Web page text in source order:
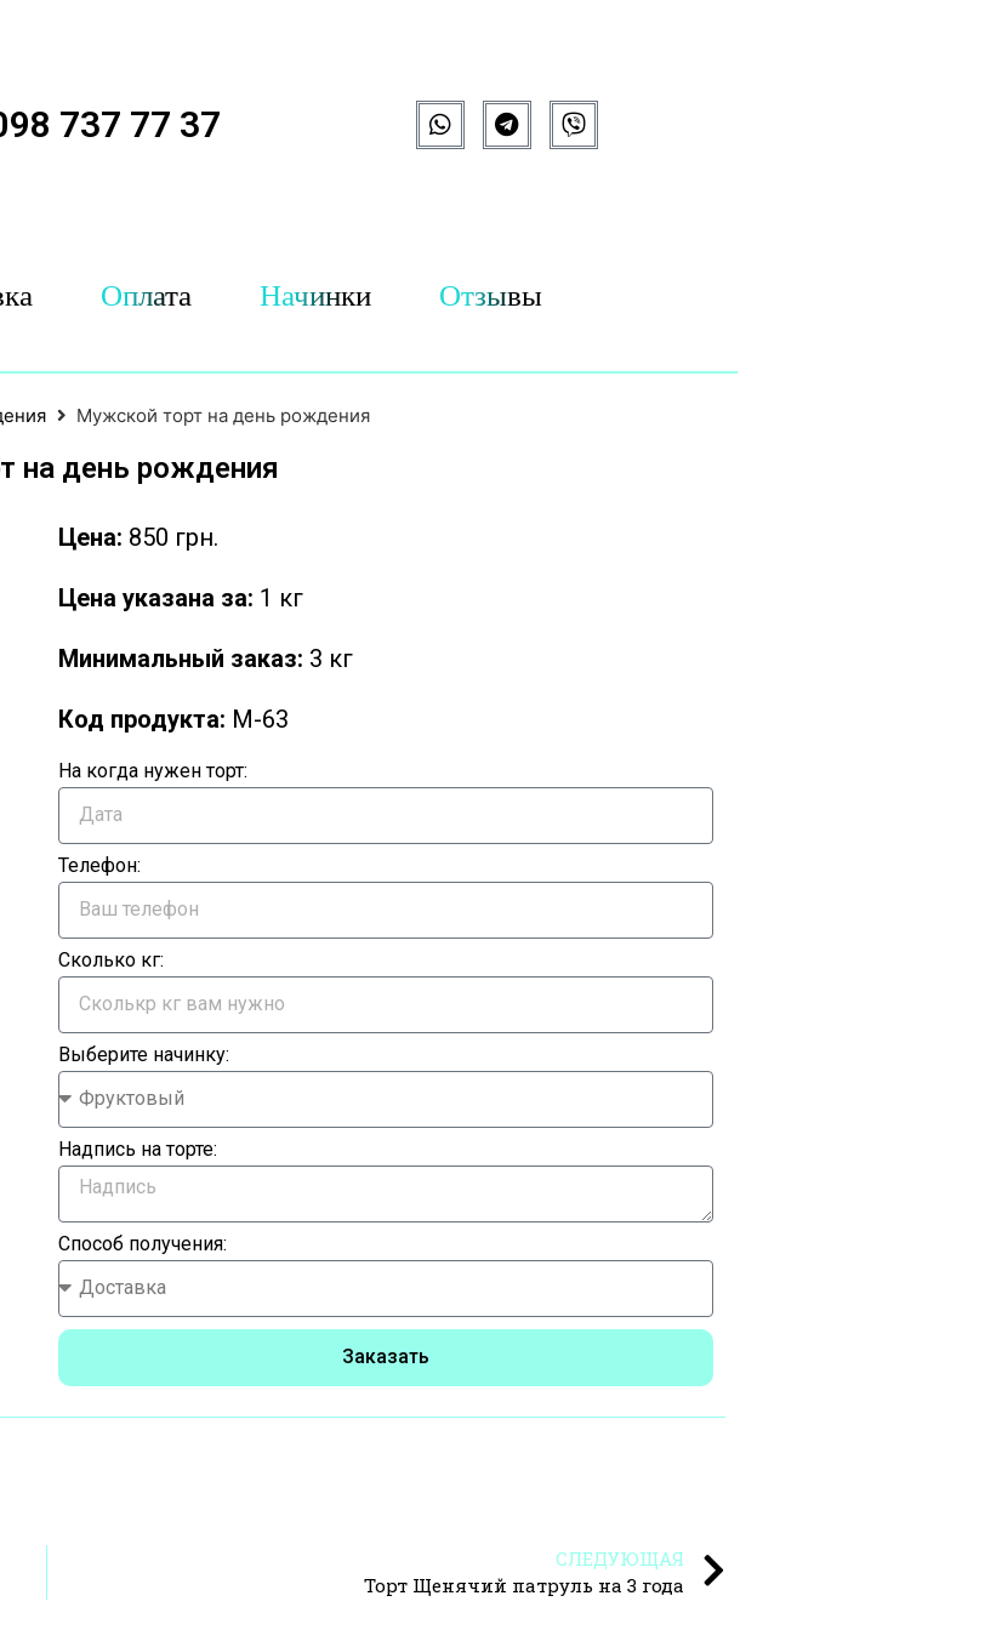
737 77 37
Оплата Начинки Отзывы
Мужской торт на день рождения
на день рождения
Цена: 850 грн.
Цена указана за: 1 кг
Минимальный заказ: 3 кг
Код продукта: M-63
На когда нужен торт:
Телефон:
Сколько кг:
Выберите начинку:
Надпись на торте:
Способ получения:
Заказать
СЛЕДУЮЩАЯ
Торт Щенячий патруль на 3 года